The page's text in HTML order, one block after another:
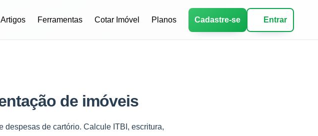
Artigos Ferramentas Cotar Imóvel Planos Cadastre-se Entrar
de imóveis
despesas de cartório. Calcule ITBI, escritura,